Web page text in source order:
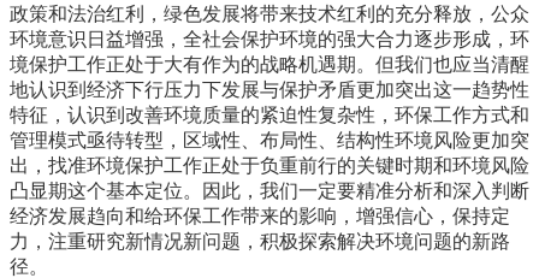
政策和法治红利，绿色发展将带来技术红利的充分释放，公众
环境意识日益增强，全社会保护环境的强大合力逐步形成，环
境保护工作正处于大有作为的战略机遇期。但我们也应当清醒
地认识到经济下行压力下发展与保护矛盾更加突出这一趋势性
特征，认识到改善环境质量的紧迫性复杂性，环保工作方式和
管理模式亟待转型，区域性、布局性、结构性环境风险更加突
出，找准环境保护工作正处于负重前行的关键时期和环境风险
凸显期这个基本定位。因此，我们一定要精准分析和深入判断
经济发展趋向和给环保工作带来的影响，增强信心，保持定
力，注重研究新情况新问题，积极探索解决环境问题的新路
径。